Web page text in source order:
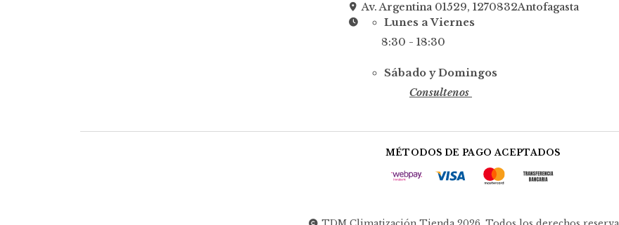
Av. Argentina 01529, 1270832Antofagasta
Lunes a Viernes
8:30 - 18:30
Sábado y Domingos
Consultenos
MÉTODOS DE PAGO ACEPTADOS